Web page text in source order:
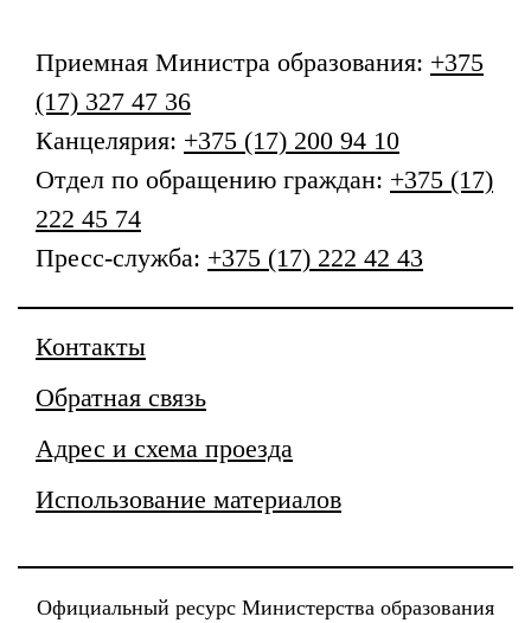
Приемная Министра образования: +375
(17) 327 47 36
Канцелярия: +375 (17) 200 94 10
Отдел по обращению граждан: +375 (17)
222 45 74
Пресс-служба: +375 (17) 222 42 43
Контакты
Обратная связь
Адрес и схема проезда
Использование материалов
Официальный ресурс Министерства образования